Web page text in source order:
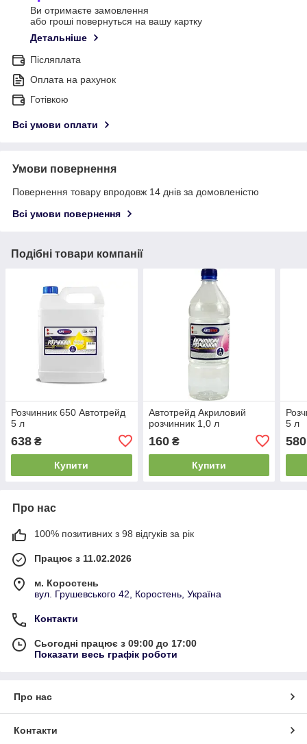
Ви отримаєте замовлення
або гроші повернуться на вашу картку
Детальніше
Післяплата
Оплата на рахунок
Готівкою
Всі умови оплати
Умови повернення
Повернення товару впродовж 14 днів за домовленістю
Всі умови повернення
Подібні товари компанії
Розчинник 650 Автотрейд
5 л
638 ₴
Купити
Автотрейд Акриловий
розчинник 1,0 л
160₴
Купити
5 л
580
Про нас
100% позитивних з 98 відгуків за рік
Працює з 11.02.2026
м. Коростень
вул. Грушевського 42, Коростень, Україна
Контакти
Сьогодні працює з 09:00 до 17:00
Показати весь графік роботи
Про нас
Контакти